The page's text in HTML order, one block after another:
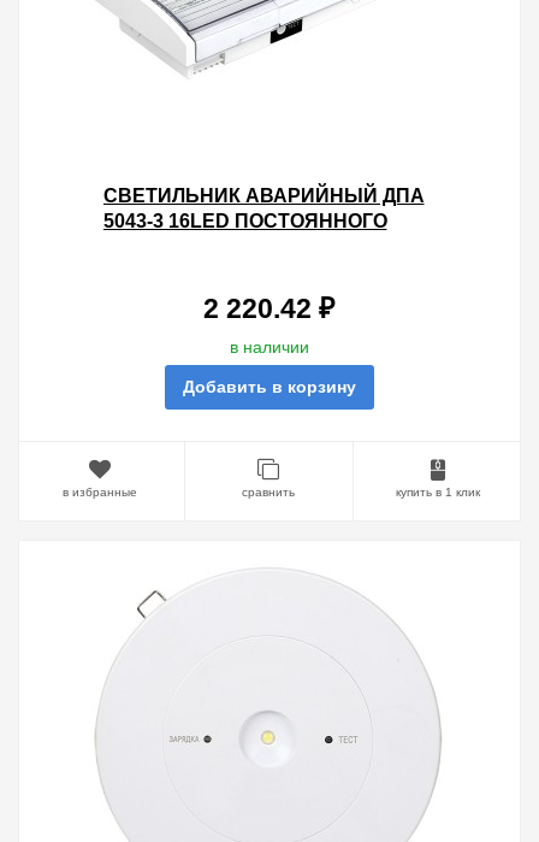
СВЕТИЛЬНИК АВАРИЙНЫЙ ДПА
5043-3 16LED ПОСТОЯННОГО
2 220.42 ₽
в наличии
Добавить в корзину
в избранные сравнить купить в 1 клик